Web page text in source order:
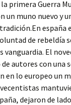
primera Guerra
un muno nuevo y
españa
de rebeldía
vanguardia. El
autores con una
en lo europeo un
dejaron de